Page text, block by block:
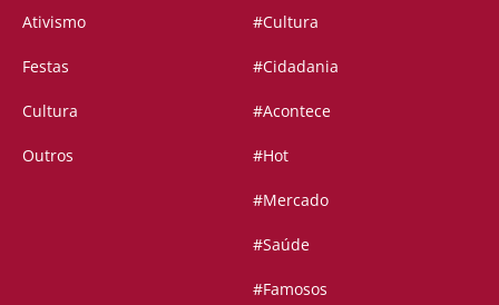
Ativismo
Festas
Cultura
Outros
#Cultura
#Cidadania
#Acontece
#Hot
#Mercado
#Saúde
#Famosos